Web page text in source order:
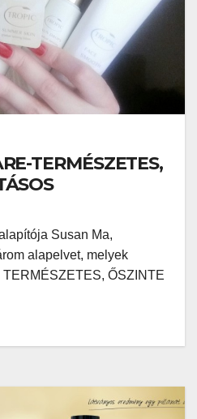
TERMÉSZETES,
Susan Ma,
alapelvet, melyek
ŐSZINTE